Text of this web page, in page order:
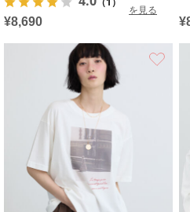
を見る
¥8,690